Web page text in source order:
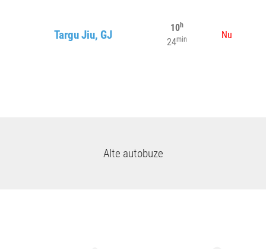
Targu Jiu, GJ
10h
24min Nu
Alte autobuze